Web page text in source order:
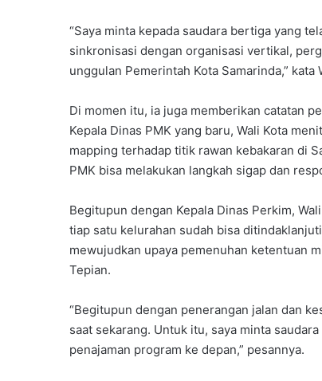
“Saya minta kepada saudara bertiga yang
sinkronisasi dengan organisasi vertikal,
unggulan Pemerintah Kota Samarinda,” kata
Di momen itu, ia juga memberikan catatan
Kepala Dinas PMK yang baru, Wali Kota
mapping terhadap titik rawan kebakaran di
PMK bisa melakukan langkah sigap dan
Begitupun dengan Kepala Dinas Perkim,
tiap satu kelurahan sudah bisa
mewujudkan upaya pemenuhan ketentuan
Tepian.
“Begitupun dengan penerangan jalan dan
saat sekarang. Untuk itu, saya minta
penajaman program ke depan,” pesannya.